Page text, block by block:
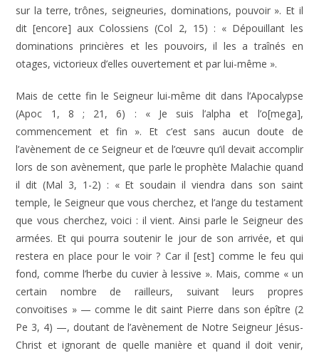
sur la terre, trônes, seigneuries, dominations, pouvoir ». Et il
dit [encore] aux Colossiens (Col 2, 15) : « Dépouillant les
dominations princières et les pouvoirs, il les a traînés en
otages, victorieux d’elles ouvertement et par lui-même ».
Mais de cette fin le Seigneur lui-même dit dans l’Apocalypse
(Apoc 1, 8 ; 21, 6) : « Je suis l’alpha et l’o[mega],
commencement et fin ». Et c’est sans aucun doute de
l’avènement de ce Seigneur et de l’œuvre qu’il devait accomplir
lors de son avènement, que parle le prophète Malachie quand
il dit (Mal 3, 1-2) : « Et soudain il viendra dans son saint
temple, le Seigneur que vous cherchez, et l’ange du testament
que vous cherchez, voici : il vient. Ainsi parle le Seigneur des
armées. Et qui pourra soutenir le jour de son arrivée, et qui
restera en place pour le voir ? Car il [est] comme le feu qui
fond, comme l’herbe du cuvier à lessive ». Mais, comme « un
certain nombre de railleurs, suivant leurs propres
convoitises » — comme le dit saint Pierre dans son épître (2
Pe 3, 4) —, doutant de l’avènement de Notre Seigneur Jésus-
Christ et ignorant de quelle manière et quand il doit venir,